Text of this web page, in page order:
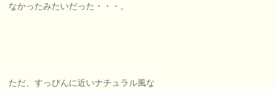
なかったみたいだった・・・。
ただ、すっぴんに近いナチュラル風な